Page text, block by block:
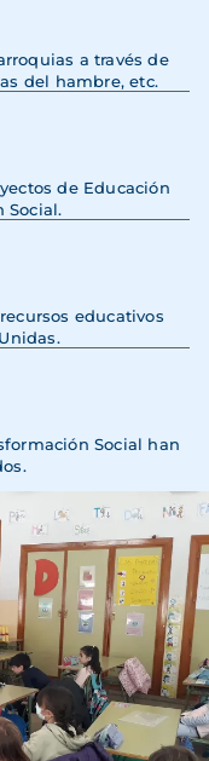
a través de
del hambre, etc.
de Educación
Social.
educativos
Social han